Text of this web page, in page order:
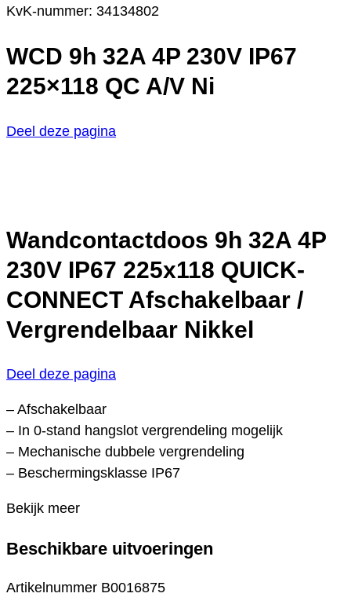
KvK-nummer: 34134802
WCD 9h 32A 4P 230V IP67
225×118 QC A/V Ni
Deel deze pagina
Wandcontactdoos 9h 32A 4P
230V IP67 225x118 QUICK-
CONNECT Afschakelbaar /
Vergrendelbaar Nikkel
Deel deze pagina
– Afschakelbaar
– In 0-stand hangslot vergrendeling mogelijk
– Mechanische dubbele vergrendeling
– Beschermingsklasse IP67
Bekijk meer
Beschikbare uitvoeringen
Artikelnummer B0016875